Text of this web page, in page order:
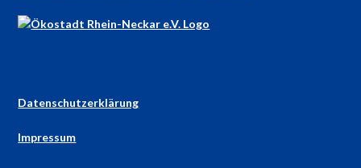
Datenschutzerklärung
Impressum